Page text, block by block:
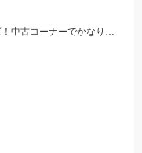
ヒットルアーはスイングビート55とダブルバズ！中古コーナーでかなりお値打ちとなっております！